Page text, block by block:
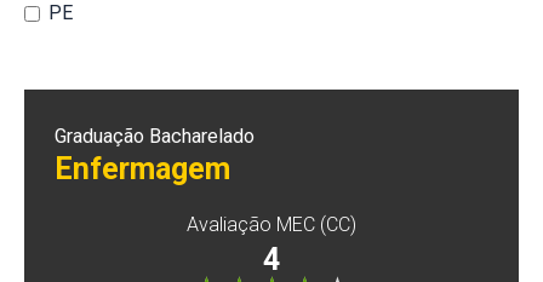
PE
Graduação Bacharelado
Enfermagem
Avaliação MEC (CC)
4